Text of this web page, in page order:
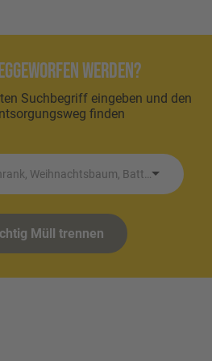
werden?
Suchbegriff eingeben und den
finden
Müll trennen